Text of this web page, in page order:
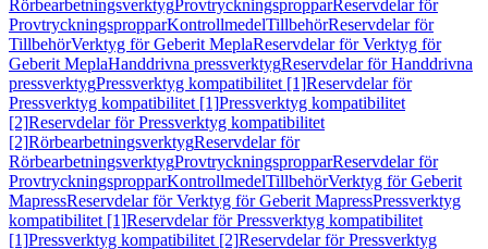
RörbearbetningsverktygProvtryckningspropparReservdelar för
ProvtryckningspropparKontrollmedelTillbehörReservdelar för
TillbehörVerktyg för Geberit MeplaReservdelar för Verktyg för
Geberit MeplaHanddrivna pressverktygReservdelar för Handdrivna
pressverktygPressverktyg kompatibilitet [1]Reservdelar för
Pressverktyg kompatibilitet [1]Pressverktyg kompatibilitet
[2]Reservdelar för Pressverktyg kompatibilitet
[2]RörbearbetningsverktygReservdelar för
RörbearbetningsverktygProvtryckningspropparReservdelar för
ProvtryckningspropparKontrollmedelTillbehörVerktyg för Geberit
MapressReservdelar för Verktyg för Geberit MapressPressverktyg
kompatibilitet [1]Reservdelar för Pressverktyg kompatibilitet
[1]Pressverktyg kompatibilitet [2]Reservdelar för Pressverktyg